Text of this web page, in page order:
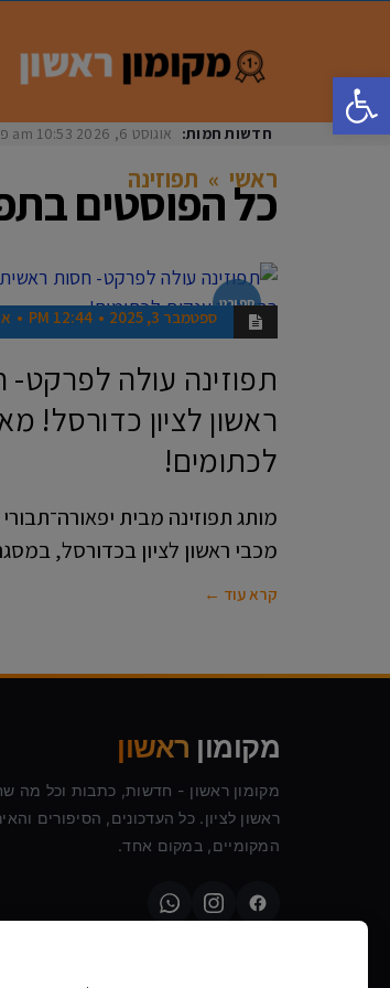
פתח סרגל נגישות
חדשות חמות: אוגוסט 6, 2026 10:53 am
ראשי » תפוזינה
כל הפוסטים ב
ספורט
ספטמבר 3, 2025 12:44 PM
תפוזינה עולה
ראשון לציון כדורסל!
לכתומים!
מותג תפוזינה מבית
מכבי ראשון לציון בכדורסל,
קרא עוד ←
מקומון ראשון
מקומון ראשון - חדשות, כתבות וכל מה
ראשון לציון. כל העדכונים, הסיפורים
המקומיים, במקום אחד.